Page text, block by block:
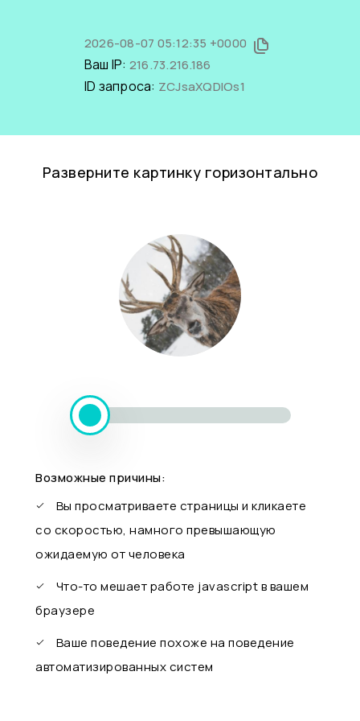
2026-08-07 05:12:35 +0000
Ваш IP: 216.73.216.186
ID запроса: ZCJsaXQDIOs1
Разверните картинку горизонтально
Возможные причины:
Вы просматриваете страницы и кликаете
со скоростью, намного превышающую
ожидаемую от человека
Что-то мешает работе javascript в вашем
браузере
Ваше поведение похоже на поведение
автоматизированных систем